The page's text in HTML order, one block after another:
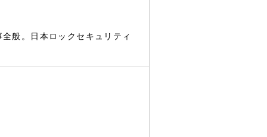
般。日本ロックセキュリティ